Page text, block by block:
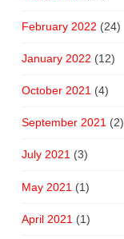
February 2022 (24)
January 2022 (12)
October 2021 (4)
September 2021(2)
July 2021(3)
May 2021 (1)
April 2021 (1)